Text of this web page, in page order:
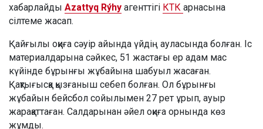
хабарлайды Azattyq Rýhy агенттігі КТК арнасына
сілтеме жасап.
Қайғылы оқиға сәуір айында үйдің ауласында болған. Іс
материалдарына сәйкес, 51 жастағы ер адам мас
күйінде бұрынғы жұбайына шабуыл жасаған.
Қақтығысқа қызғаныш себеп болған. Ол бұрынғы
жұбайын бейсбол сойылымен 27 рет ұрып, ауыр
жарақаттаған. Салдарынан әйел оқиға орнында көз
жұмды.